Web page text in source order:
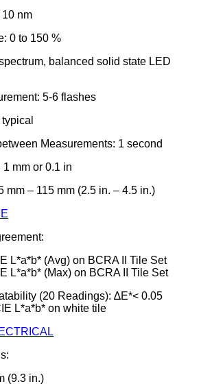
nm
0 to 150 %
balanced solid state LED
5-6 flashes
Measurements: 1 second
mm or 0.1 in
mm – 115 mm (2.5 in. – 4.5 in.)
L*a*b* (Avg) on BCRA II Tile Set
L*a*b* (Max) on BCRA II Tile Set
(20 Readings): ∆E*< 0.05
L*a*b* on white tile
(9.3 in.)